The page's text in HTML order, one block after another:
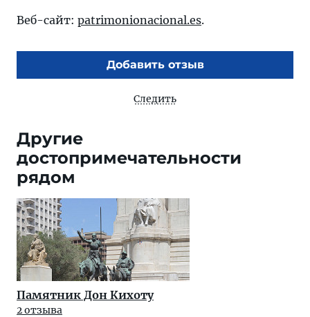
Веб-сайт: patrimonionacional.es.
Добавить отзыв
Следить
Другие
достопримечательности
рядом
Памятник Дон Кихоту
2 отзыва